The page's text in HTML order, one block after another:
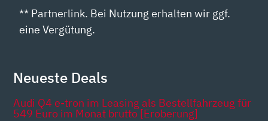
** Partnerlink. Bei Nutzung erhalten wir ggf.
eine Vergütung.
Neueste Deals
Audi Q4 e-tron im Leasing als Bestellfahrzeug für
549 Euro im Monat brutto [Eroberung]